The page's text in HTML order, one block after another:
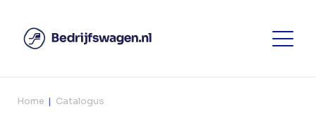
Home Catalogus